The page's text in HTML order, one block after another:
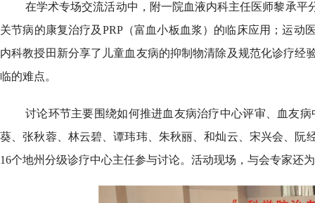
在学术专场交流活动中，附一院血液内科主任医师黎承
关节病的康复治疗及PRP（富血小板血浆）的临床应用；运
内科教授田新分享了儿童血友病的抑制物清除及规范化诊疗
临的难点。
讨论环节主要围绕如何推进血友病治疗中心评审、血友
葵、张秋蓉、林云碧、谭玮玮、朱秋丽、和灿云、宋兴会、
16个地州分级诊疗中心主任参与讨论。活动现场，与会专家还